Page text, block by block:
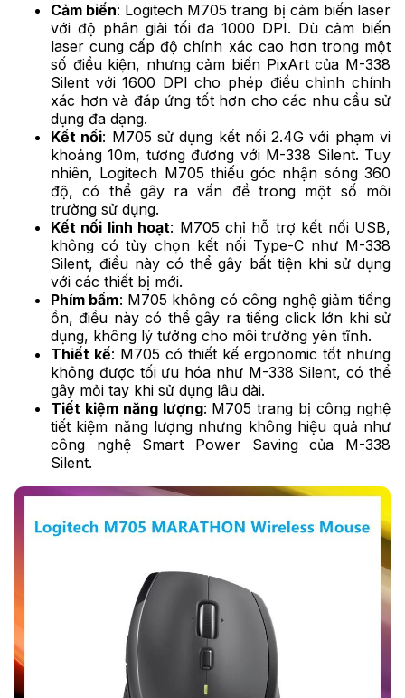
Cảm biến: Logitech M705 trang bị cảm biến laser
với độ phân giải tối đa 1000 DPI. Dù cảm biến
laser cung cấp độ chính xác cao hơn trong một
số điều kiện, nhưng cảm biến PixArt của M-338
Silent với 1600 DPI cho phép điều chỉnh chính
xác hơn và đáp ứng tốt hơn cho các nhu cầu sử
dụng đa dạng.
Kết nối: M705 sử dụng kết nối 2.4G với phạm vi
khoảng 10m, tương đương với M-338 Silent. Tuy
nhiên, Logitech M705 thiếu góc nhận sóng 360
độ, có thể gây ra vấn đề trong một số môi
trường sử dụng.
Kết nối linh hoạt: M705 chỉ hỗ trợ kết nối USB,
không có tùy chọn kết nối Type-C như M-338
Silent, điều này có thể gây bất tiện khi sử dụng
với các thiết bị mới.
Phím bấm: M705 không có công nghệ giảm tiếng
ồn, điều này có thể gây ra tiếng click lớn khi sử
dụng, không lý tưởng cho môi trường yên tĩnh.
Thiết kế: M705 có thiết kế ergonomic tốt nhưng
không được tối ưu hóa như M-338 Silent, có thể
gây mỏi tay khi sử dụng lâu dài.
Tiết kiệm năng lượng: M705 trang bị công nghệ
tiết kiệm năng lượng nhưng không hiệu quả như
công nghệ Smart Power Saving của M-338
Silent.